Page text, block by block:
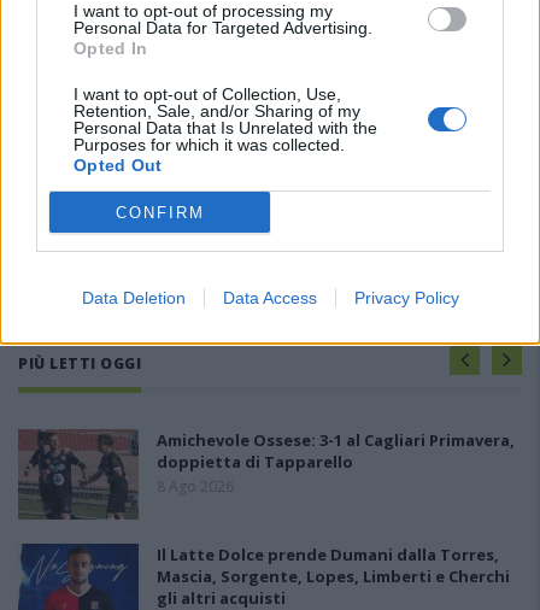
I want to opt-out of processing my
Personal Data for Targeted Advertising.
Opted In
I want to opt-out of Collection, Use,
Retention, Sale, and/or Sharing of my
Personal Data that Is Unrelated with the
Purposes for which it was collected.
Opted Out
CONFIRM
Data Deletion Data Access Privacy Policy
PIÙ LETTI OGGI
Amichevole Ossese: 3-1 al Cagliari Primavera,
doppietta di Tapparello
8 Ago 2026
Il Latte Dolce prende Dumani dalla Torres,
Mascia, Sorgente, Lopes, Limberti e Cherchi
gli altri acquisti